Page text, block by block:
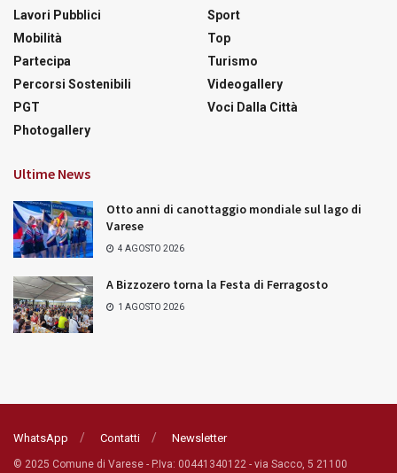
Lavori Pubblici
Mobilità
Partecipa
Percorsi Sostenibili
PGT
Photogallery
Sport
Top
Turismo
Videogallery
Voci Dalla Città
Ultime News
Otto anni di canottaggio mondiale sul lago di
Varese
4 AGOSTO 2026
A Bizzozero torna la Festa di Ferragosto
1 AGOSTO 2026
WhatsApp Contatti Newsletter
© 2025 Comune di Varese - P.Iva: 00441340122 - via Sacco, 5 21100